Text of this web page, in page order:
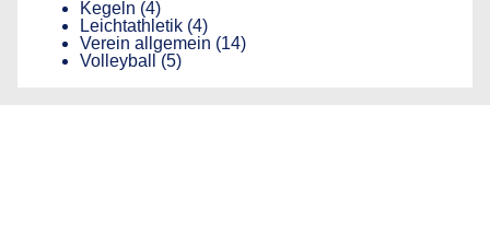
Kegeln (4)
Leichtathletik(4)
Verein allgemein (14)
Volleyball
(5)